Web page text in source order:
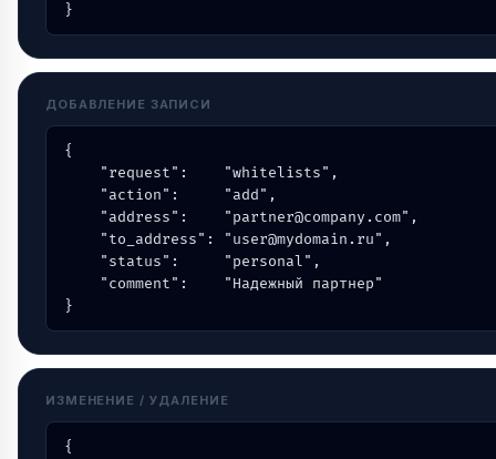
}
ДОБАВЛЕНИЕ ЗАПИСИ
{
    "request":    "whitelists",
    "action":     "add",
    "address":    "partner@company.com",
    "to_address": "user@mydomain.ru",
    "status":     "personal",
    "comment":    "Надежный партнер"
}
ИЗМЕНЕНИЕ / УДАЛЕНИЕ
{